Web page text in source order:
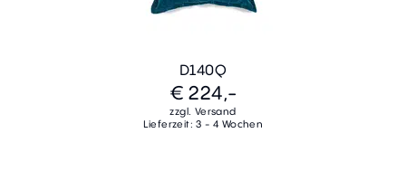
D140Q
€ 224,-
zzgl. Versand
Lieferzeit: 3 - 4 Wochen